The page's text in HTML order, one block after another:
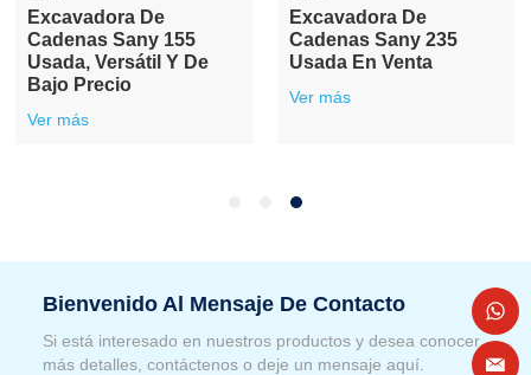
Excavadora De
Cadenas Sany 155
Usada, Versátil Y De
Bajo Precio
Ver más
Excavadora De
Cadenas Sany 235
Usada En Venta
Ver más
Bienvenido Al Mensaje De Contacto
Si está interesado en nuestros productos y desea conocer
más detalles, contáctenos o deje un mensaje aquí.